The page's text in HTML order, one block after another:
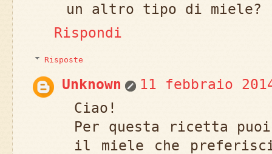
un altro tipo di miele?
Rispondi
Risposte
Unknown
11 febbraio
Ciao!
Per questa ricetta
il miele che